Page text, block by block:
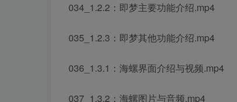
034_1.2.2：即梦主要功能介绍.mp4
035_1.2.3：即梦其他功能介绍.mp4
036_1.3.1：海螺界面介绍与视频.mp4
037_1.3.2：海螺图片与音频.mp4